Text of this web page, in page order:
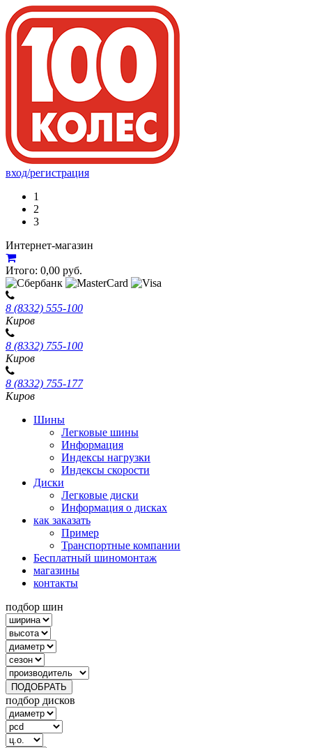
вход/регистрация
1
2
3
Интернет-магазин
Итого: 0,00 руб.
8 (8332) 555-100
Киров
8 (8332) 755-100
Киров
8 (8332) 755-177
Киров
Шины
Легковые шины
Информация
Индексы нагрузки
Индексы скорости
Диски
Легковые диски
Информация о дисках
как заказать
Пример
Транспортные компании
Бесплатный шиномонтаж
магазины
контакты
подбор шин
ПОДОБРАТЬ
подбор дисков